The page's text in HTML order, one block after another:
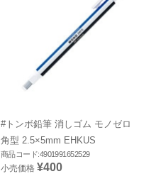
#トンボ鉛筆 消しゴム モノゼロ
角型 2.5×5mm EHKUS
商品コード:4901991652529
小売価格 ¥400